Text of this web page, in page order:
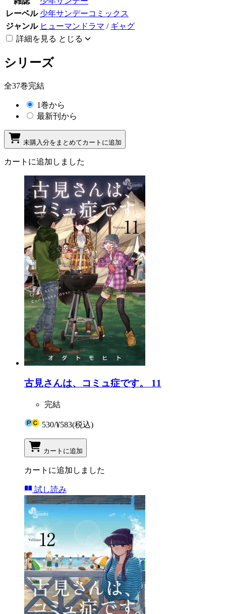
レーベル 少年サンデーコミックス
ジャンル ヒューマンドラマ / ギャグ
詳細を見る とじる
シリーズ
全37巻完結
1巻から
最新刊から
未購入分をまとめてカートに追加
カートに追加しました
古見さんは、コミュ症です。 11
完結
530/¥583(税込)
カートに追加
カートに追加しました
試し読み